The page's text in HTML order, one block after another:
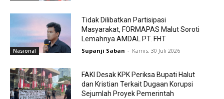
Nasional
Tidak Dilibatkan Partisipasi
Masyarakat, FORMAPAS Malut Soroti
Lemahnya AMDAL PT. FHT
Supanji Saban - Kamis, 30 Juli 2026
FAKI Desak KPK Periksa Bupati Halut
dan Kristian Terkait Dugaan Korupsi
Sejumlah Proyek Pemerintah